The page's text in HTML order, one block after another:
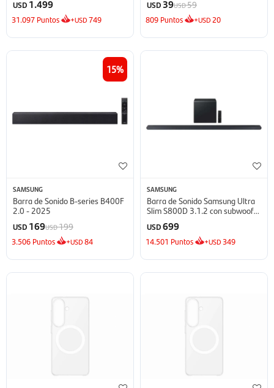
USD 1.499
31.097 Puntos +USD749
USD 39USD59
809 Puntos +USD 20
15
SAMSUNG
Barra de Sonido B-series B400F
2.0 - 2025
USD 169USD199
3.506 Puntos +USD84
SAMSUNG
Barra de Sonido Samsung Ultra
Slim S800D 3.1.2 con subwoofer
USD699
14.501 Puntos +USD 349